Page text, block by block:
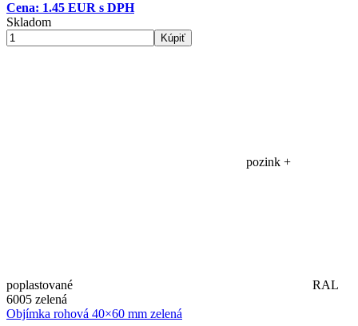
Cena: 1.45 EUR s DPH
Skladom
Kúpiť
pozink +
poplastované
RAL
6005 zelená
Objímka rohová 40×60 mm zelená